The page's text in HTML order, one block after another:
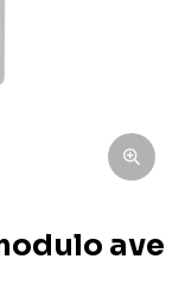
ave